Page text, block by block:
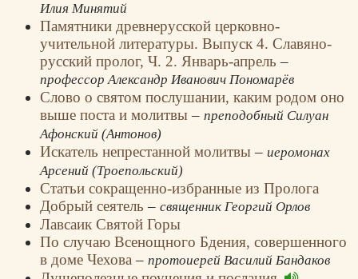
Илия Минятий
Памятники древнерусской церковно-
учительной литературы. Выпуск 4. Славяно-
русский пролог, Ч. 2. Январь-апрель–
профессор Александр Иванович Пономарёв
Слово о святом послушании, каким родом оно
выше поста и молитвы– преподобный Силуан
Афонский (Антонов)
Искатель непрестанной молитвы– иеромонах
Арсений (Троепольский)
Статьи сокращенно-избранные из Пролога
Добрый сеятель– священник Георгий Орлов
Лавсаик Святой Горы
По случаю Всенощного Бдения, совершенного
в доме Чехова– протоиерей Василий Бандаков